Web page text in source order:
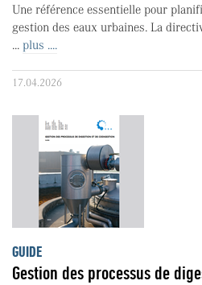
Une référence essentielle pour
gestion des eaux urbaines. La
... plus ....
17.04.2026
GUIDE
Gestion des processus de